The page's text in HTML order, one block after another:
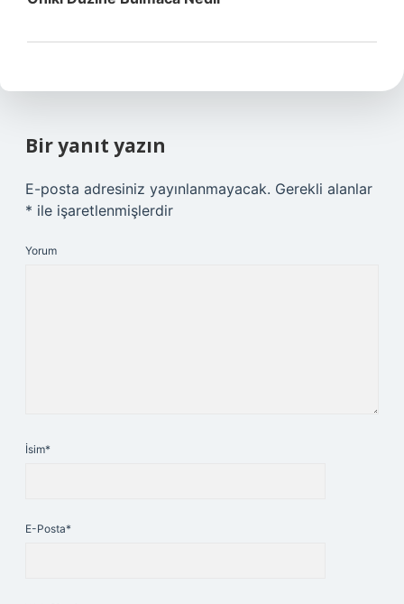
Bir yanıt yazın
E-posta adresiniz yayınlanmayacak. Gerekli alanlar
* ile işaretlenmişlerdir
Yorum
İsim*
E-Posta*